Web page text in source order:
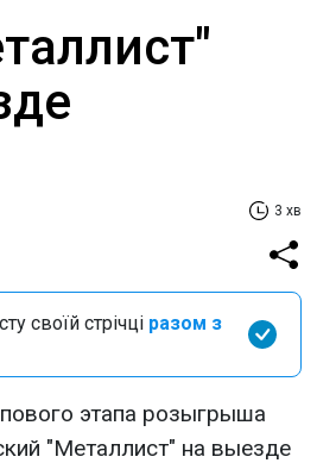
3 хв
своїй стрічці разом з
этапа розыгрыша
"Металлист" на выезде